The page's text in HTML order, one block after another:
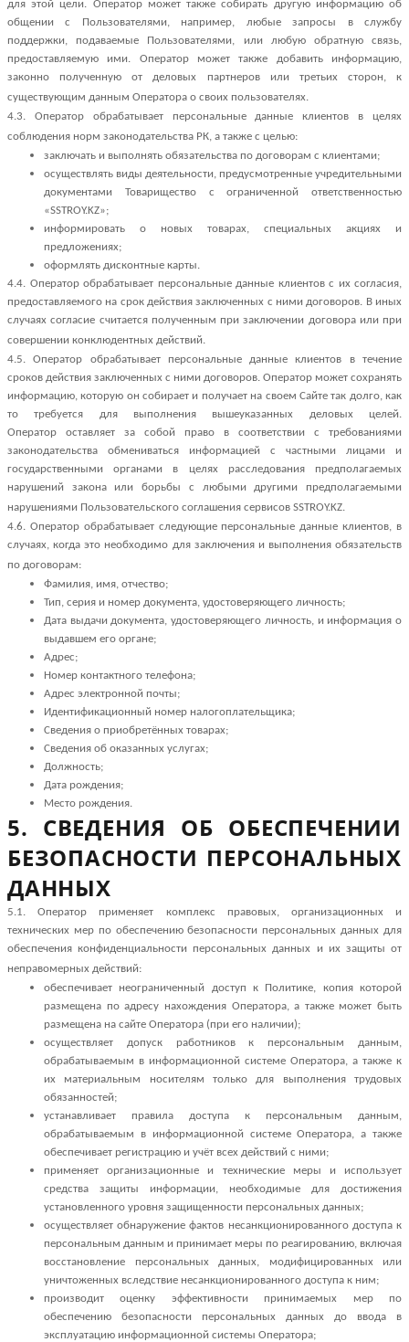
для этой цели. Оператор может также собирать другую информацию об
общении с Пользователями, например, любые запросы в службу
поддержки, подаваемые Пользователями, или любую обратную связь,
предоставляемую ими. Оператор может также добавить информацию,
законно полученную от деловых партнеров или третьих сторон, к
существующим данным Оператора о своих пользователях.
4.3. Оператор обрабатывает персональные данные клиентов в целях
соблюдения норм законодательства РК, а также с целью:
заключать и выполнять обязательства по договорам с клиентами;
осуществлять виды деятельности, предусмотренные учредительными
документами Товарищество с ограниченной ответственностью
«SSTROY.KZ»;
информировать о новых товарах, специальных акциях и
предложениях;
оформлять дисконтные карты.
4.4. Оператор обрабатывает персональные данные клиентов с их согласия,
предоставляемого на срок действия заключенных с ними договоров. В иных
случаях согласие считается полученным при заключении договора или при
совершении конклюдентных действий.
4.5. Оператор обрабатывает персональные данные клиентов в течение
сроков действия заключенных с ними договоров. Оператор может сохранять
информацию, которую он собирает и получает на своем Сайте так долго, как
то требуется для выполнения вышеуказанных деловых целей.
Оператор оставляет за собой право в соответствии с требованиями
законодательства обмениваться информацией с частными лицами и
государственными органами в целях расследования предполагаемых
нарушений закона или борьбы с любыми другими предполагаемыми
нарушениями Пользовательского соглашения сервисов SSTROY.KZ.
4.6. Оператор обрабатывает следующие персональные данные клиентов, в
случаях, когда это необходимо для заключения и выполнения обязательств
по договорам:
Фамилия, имя, отчество;
Тип, серия и номер документа, удостоверяющего личность;
Дата выдачи документа, удостоверяющего личность, и информация о
выдавшем его органе;
Адрес;
Номер контактного телефона;
Адрес электронной почты;
Идентификационный номер налогоплательщика;
Сведения о приобретённых товарах;
Сведения об оказанных услугах;
Должность;
Дата рождения;
Место рождения.
5. СВЕДЕНИЯ ОБ ОБЕСПЕЧЕНИИ
БЕЗОПАСНОСТИ ПЕРСОНАЛЬНЫХ
ДАННЫХ
5.1. Оператор применяет комплекс правовых, организационных и
технических мер по обеспечению безопасности персональных данных для
обеспечения конфиденциальности персональных данных и их защиты от
неправомерных действий:
обеспечивает неограниченный доступ к Политике, копия которой
размещена по адресу нахождения Оператора, а также может быть
размещена на сайте Оператора (при его наличии);
осуществляет допуск работников к персональным данным,
обрабатываемым в информационной системе Оператора, а также к
их материальным носителям только для выполнения трудовых
обязанностей;
устанавливает правила доступа к персональным данным,
обрабатываемым в информационной системе Оператора, а также
обеспечивает регистрацию и учёт всех действий с ними;
применяет организационные и технические меры и использует
средства защиты информации, необходимые для достижения
установленного уровня защищенности персональных данных;
осуществляет обнаружение фактов несанкционированного доступа к
персональным данным и принимает меры по реагированию, включая
восстановление персональных данных, модифицированных или
уничтоженных вследствие несанкционированного доступа к ним;
производит оценку эффективности принимаемых мер по
обеспечению безопасности персональных данных до ввода в
эксплуатацию информационной системы Оператора;